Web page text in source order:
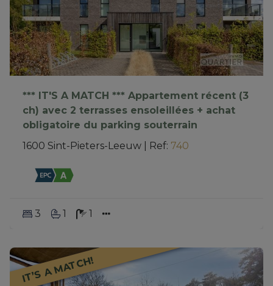
*** IT'S A MATCH *** Appartement récent (3
ch) avec 2 terrasses ensoleillées + achat
obligatoire du parking souterrain
1600 Sint-Pieters-Leeuw
Ref: 740
3 1 1
IT’S A MATCH!